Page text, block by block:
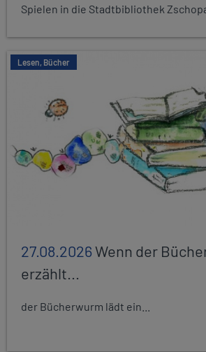
Spielen in die Stadtbibliothek
Lesen, Bücher
27.08.2026Wenn der
erzählt...
der Bücherwurm lädt ein...